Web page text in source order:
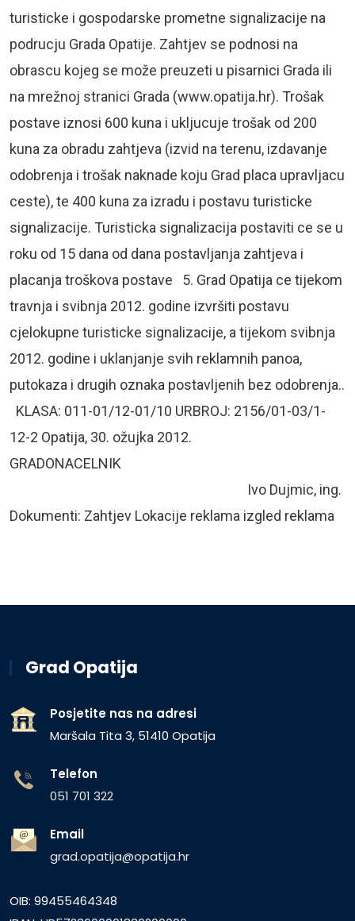
turisticke i gospodarske prometne signalizacije na
podrucju Grada Opatije. Zahtjev se podnosi na
obrascu kojeg se može preuzeti u pisarnici Grada ili
na mrežnoj stranici Grada (www.opatija.hr). Trošak
postave iznosi 600 kuna i ukljucuje trošak od 200
kuna za obradu zahtjeva (izvid na terenu, izdavanje
odobrenja i trošak naknade koju Grad placa upravljacu
ceste), te 400 kuna za izradu i postavu turisticke
signalizacije. Turisticka signalizacija postaviti ce se u
roku od 15 dana od dana postavljanja zahtjeva i
placanja troškova postave 5. Grad Opatija ce tijekom
travnja i svibnja 2012. godine izvršiti postavu
cjelokupne turisticke signalizacije, a tijekom svibnja
2012. godine i uklanjanje svih reklamnih panoa,
putokaza i drugih oznaka postavljenih bez odobrenja..
KLASA: 011-01/12-01/10 URBROJ: 2156/01-03/1-
12-2 Opatija, 30. ožujka 2012.
GRADONACELNIK
Ivo Dujmic, ing.
Dokumenti: Zahtjev Lokacije reklama izgled reklama
Grad Opatija
Posjetite nas na adresi
Maršala Tita 3, 51410 Opatija
Telefon
051 701 322
Email
grad.opatija@opatija.hr
OIB: 99455464348